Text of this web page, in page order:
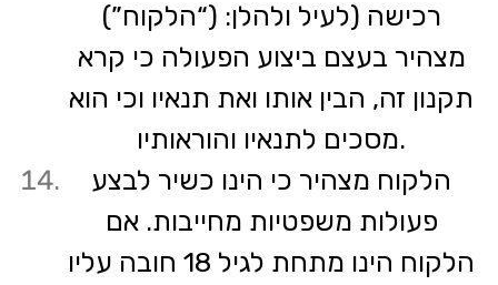
רכישה (לעיל ולהלן: (“הלקוח”)
מצהיר בעצם ביצוע הפעולה כי קרא
תקנון זה, הבין אותו ואת תנאיו וכי הוא
מסכים לתנאיו והוראותיו.
הלקוח מצהיר כי הינו כשיר לבצע
פעולות משפטיות מחייבות. אם
הלקוח הינו מתחת לגיל 18 חובה עליו